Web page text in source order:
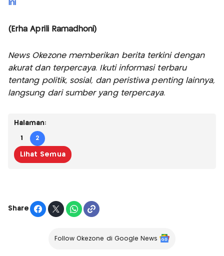
Ini
(Erha Aprili Ramadhoni)
News Okezone memberikan berita terkini dengan
akurat dan terpercaya. Ikuti informasi terbaru
tentang politik, sosial, dan peristiwa penting lainnya,
langsung dari sumber yang terpercaya.
Halaman:
1 2
Lihat Semua
Share
Follow Okezone di Google News